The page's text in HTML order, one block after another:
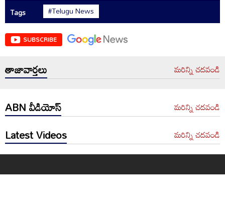
Tags
#Telugu News
SUBSCRIBE
తాజావార్తలు మరిన్ని చదవండి
ABN వీడియోస్ మరిన్ని చదవండి
Latest Videos మరిన్ని చదవండి